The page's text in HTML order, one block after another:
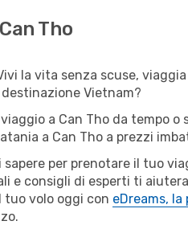
Tho
la vita senza scuse,
Vietnam?
a Can Tho da tempo
a Can Tho a prezzi
per prenotare il tuo
e consigli di esperti ti
volo oggi con eDreams,